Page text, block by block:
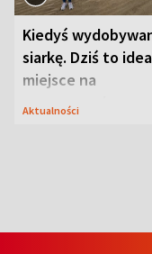
Kiedyś
siarkę. Dziś to
miejsce na
wypoczynek
Aktualności